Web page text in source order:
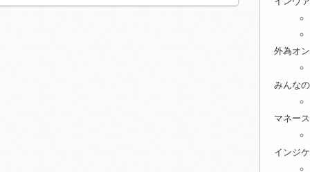
外為オ
みんな
マネー
インジ